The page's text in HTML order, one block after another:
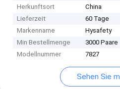
Herkunftsort
China
Lieferzeit
60 Tage
Markenname
Hysafety
Min Bestellmenge
3000 Paare
Modellnummer
7827
Sehen Sie